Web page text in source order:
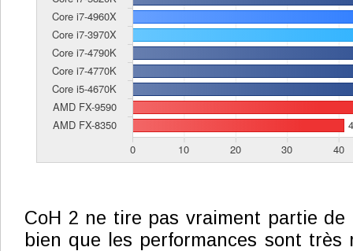
CoH 2 ne tire pas vraiment partie
bien que les performances sont très